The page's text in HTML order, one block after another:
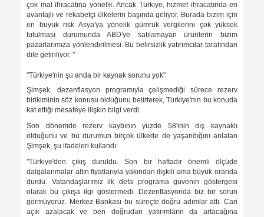
çok mal ihracatına yönelik. Ancak Türkiye, hizmet ihracatında en
avantajlı ve rekabetçi ülkelerin başında geliyor. Burada bizim için
en büyük risk Asya'ya yönelik gümrük vergilerini çok yüksek
tutulması durumunda ABD'ye satılamayan ürünlerin bizim
pazarlarımıza yönlendirilmesi. Bu belirsizlik yatırımcılar tarafından
dile getiriliyor. "
"Türkiye'nin şu anda bir kaynak sorunu yok"
Şimşek, dezenflasyon programıyla çelişmediği sürece rezerv
birikiminin söz konusu olduğunu belirterek, Türkiye'nin bu konuda
kat ettiği mesafeye ilişkin bilgi verdi.
Son dönemde rezerv kaybının yüzde 58'inin dış kaynaklı
olduğunu ve bu durumun birçok ülkede de yaşandığını anlatan
Şimşek, şu ifadeleri kullandı:
"Türkiye'den çıkış duruldu. Son bir haftadır önemli ölçüde
dalgalanmalar altın fiyatlarıyla yakından ilişkili ama büyük oranda
durdu. Vatandaşlarımız ilk defa programa güvenin göstergesi
olarak bu çıkışa ilgi göstermedi. Dezenflasyonda biz bir sorun
görmüyoruz. Merkez Bankası bu süreçte doğru adımlar attı. Cari
açık azalacak ve ben doğrudan yatırımların da artacağına